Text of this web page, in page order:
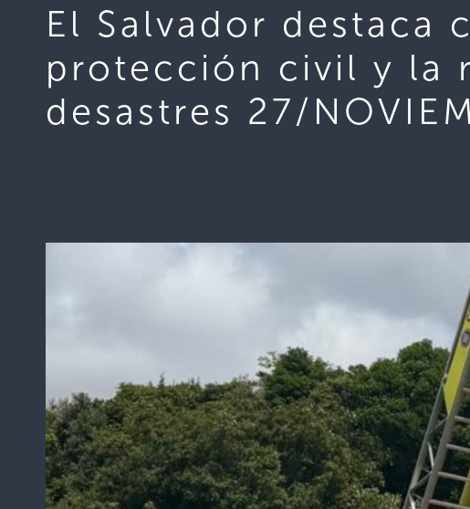
El Salvador destaca
protección civil y la
desastres 27/